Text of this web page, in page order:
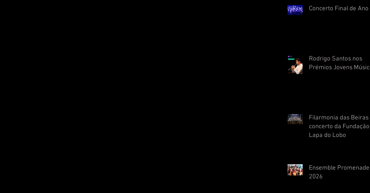
Concerto Final de Ano
Rodrigo Santos nos
Prémios Jovens
Filarmonia das Beiras
concerto da Fundação
Lapa do Lobo
Ensemble Promenade
2026